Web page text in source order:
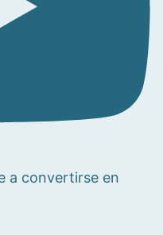
a convertirse en